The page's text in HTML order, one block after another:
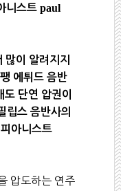
니스트paul
많이 알려지지
에튀드 음반
단연 압권이
립스 음반사의
아니스트
압도하는 연주